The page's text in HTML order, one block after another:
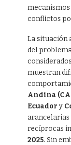
conflictos
La situación
del
muestran
Andina
Ecuador y
recíprocas
2025. Sin